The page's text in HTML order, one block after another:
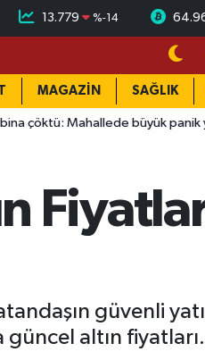
13.779 %-14
MAGAZİN SAĞLIK
büyük panik yaşandı
güvenli
altın fiyatları.